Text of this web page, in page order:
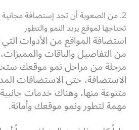
2. من الصعوبة أن تجد إستضافة
تحتاجها لموقع يريد النمو والتطور
استضافة المواقع من الأدوات
من التفاصيل والباقات
مرحلة من مراحل نمو موقعك
الاستضافة، حتى الاستضافات
متنوعة منها، وهناك خدمات
مهمة لتطور ونمو موقعك وأمانة.